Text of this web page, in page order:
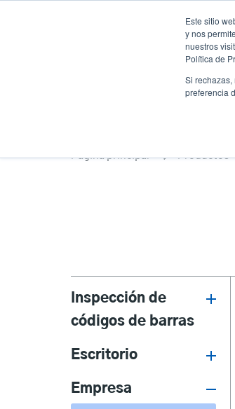
Este sitio
y nos
nuestros
Política de
Si
preferencia
Página principal Productos
Inspección de
códigos de barras
Escritorio
Empresa